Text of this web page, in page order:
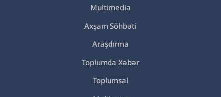
Multimedia
Axşam Söhbəti
Araşdırma
Toplumda Xəbər
Toplumsal